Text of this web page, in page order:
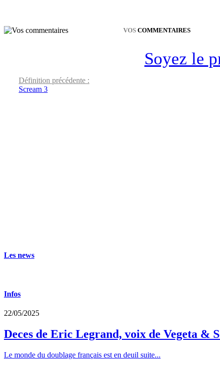
VOS COMMENTAIRES
Soyez le
Définition précédente :
Scream 3
Les news
Infos
22/05/2025
Deces de Eric Legrand, voix de Vegeta &
Le monde du doublage français est en deuil suite...